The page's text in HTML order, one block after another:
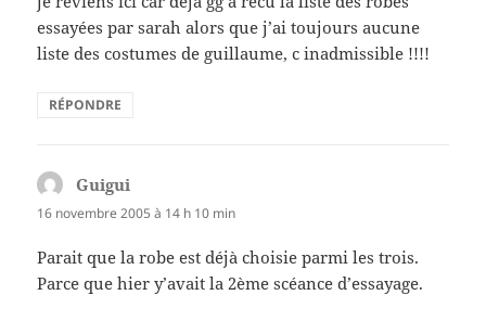
essayées par sarah alors que j’ai toujours aucune
liste des costumes de guillaume, c inadmissible !!!!
RÉPONDRE
Guigui
16 novembre 2005 à 14 h 10 min
Parait que la robe est déjà choisie parmi les trois.
Parce que hier y’avait la 2ème scéance d’essayage.